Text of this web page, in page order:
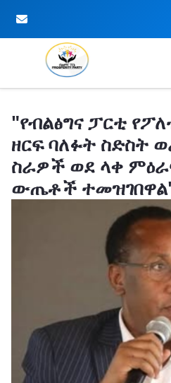
"የብልፅግና ፓርቲ
ዘርፍ ባለፉት ስድስት
ስራዎች ወደ ላቀ
ውጤቶች